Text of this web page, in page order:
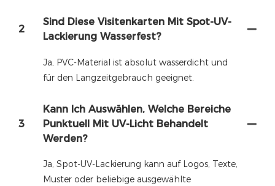
2
Sind Diese Visitenkarten Mit Spot-UV-
Lackierung Wasserfest?
Ja, PVC-Material ist absolut wasserdicht und
für den Langzeitgebrauch geeignet.
3
Kann Ich Auswählen, Welche Bereiche
Punktuell Mit UV-Licht Behandelt
Werden?
Ja, Spot-UV-Lackierung kann auf Logos, Texte,
Muster oder beliebige ausgewählte